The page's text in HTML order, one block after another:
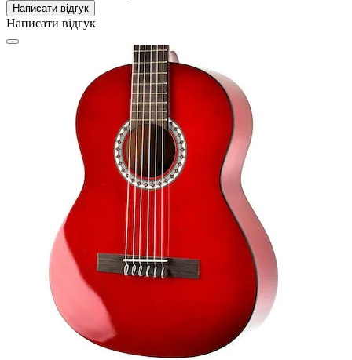
Написати відгук
Написати відгук